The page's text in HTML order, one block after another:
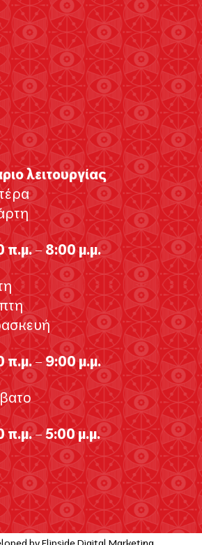
λειτουργίας
π.μ. – 8:00 μ.μ.
π.μ. – 9:00 μ.μ.
π.μ. – 5:00 μ.μ.